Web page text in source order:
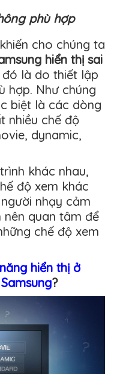
phù hợp
cho chúng ta
hiển thị sai
đó là do thiết lập
hợp. Như chúng
biệt là các dòng
nhiều chế độ
dynamic,
khác nhau,
độ xem khác
nhạy cảm
quan tâm để
chế độ xem
hiển thị ở
?